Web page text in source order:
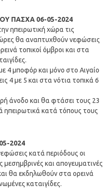
ΠΑΣΧΑ 06-05-2024
ηπειρωτική χώρα τις
θα αναπτυχθούν νεφώσεις
τοπικοί όμβροι και στα
4 μποφόρ και μόνο στο Αιγαίο
4 με 5 και στα νότια τοπικά 6
άνοδο και θα φτάσει τους 23
ηπειρωτικά κατά τόπους τους
2024
κατά περιόδους οι
μεσημβρινές και απογευματινές
θα εκδηλωθούν στα ορεινά
καταιγίδες.